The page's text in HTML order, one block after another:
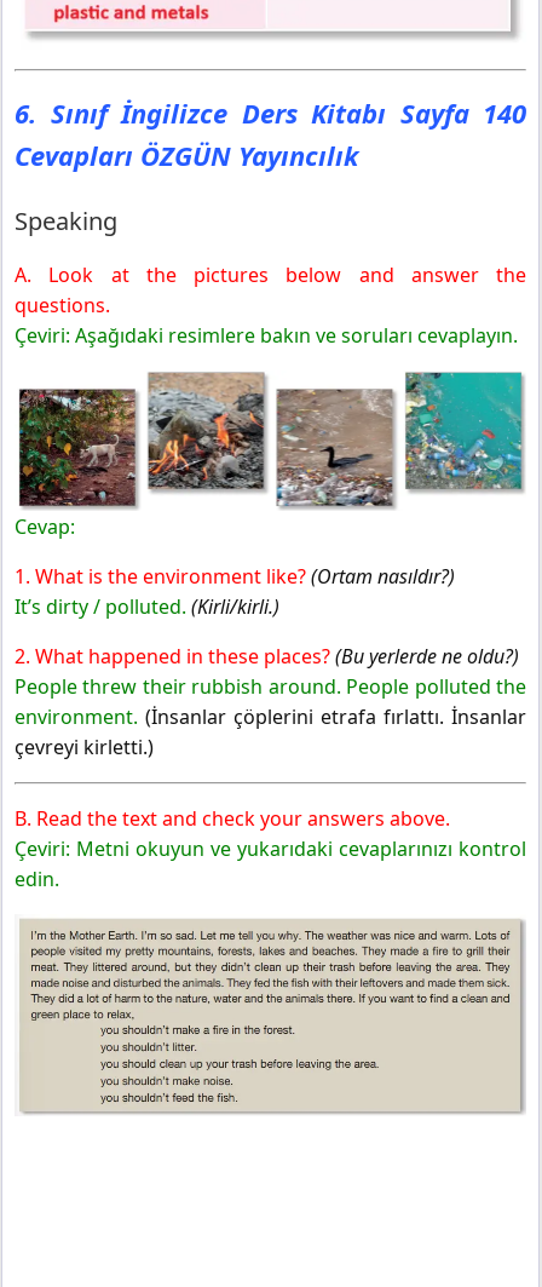
6. Sınıf İngilizce Ders Kitabı Sayfa 140
Cevapları ÖZGÜN Yayıncılık
Speaking
A. Look at the pictures below and answer the
questions.
Çeviri: Aşağıdaki resimlere bakın ve soruları cevaplayın.
Cevap:
1. What is the environment like?(Ortam nasıldır?)
It’s dirty / polluted. (Kirli/kirli.)
2. What happened in these places?(Bu yerlerde ne oldu?)
People threw their rubbish around. People polluted the
environment. (İnsanlar çöplerini etrafa fırlattı. İnsanlar
çevreyi kirletti.)
B. Read the text and check your answers above.
Çeviri: Metni okuyun ve yukarıdaki cevaplarınızı kontrol
edin.